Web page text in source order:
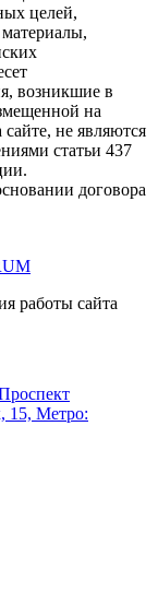
целей,
возникшие в
на
не являются
статьи 437
договора
работы сайта
15, Метро: